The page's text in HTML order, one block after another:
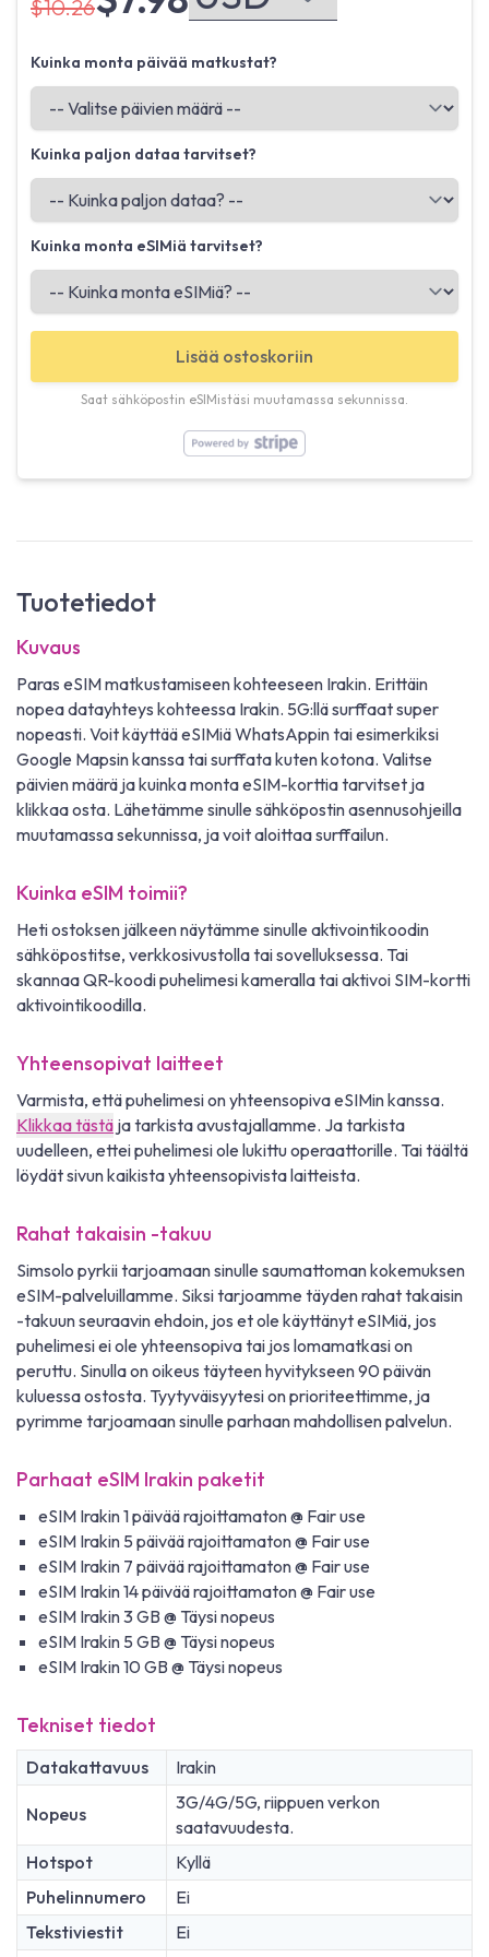
$10.26
Kuinka monta päivää matkustat?
Kuinka paljon dataa tarvitset?
Kuinka monta eSIMiä tarvitset?
Lisää ostoskoriin
Saat sähköpostin eSIMistäsi muutamassa sekunnissa.
Tuotetiedot
Kuvaus
Paras eSIM matkustamiseen kohteeseen Irakin. Erittäin
nopea datayhteys kohteessa Irakin. 5G:llä surffaat super
nopeasti. Voit käyttää eSIMiä WhatsAppin tai esimerkiksi
Google Mapsin kanssa tai surffata kuten kotona. Valitse
päivien määrä ja kuinka monta eSIM-korttia tarvitset ja
klikkaa osta. Lähetämme sinulle sähköpostin asennusohjeilla
muutamassa sekunnissa, ja voit aloittaa surffailun.
Kuinka eSIM toimii?
Heti ostoksen jälkeen näytämme sinulle aktivointikoodin
sähköpostitse, verkkosivustolla tai sovelluksessa. Tai
skannaa QR-koodi puhelimesi kameralla tai aktivoi SIM-kortti
aktivointikoodilla.
Yhteensopivat laitteet
Varmista, että puhelimesi on yhteensopiva eSIMin kanssa.
Klikkaa tästä ja tarkista avustajallamme. Ja tarkista
uudelleen, ettei puhelimesi ole lukittu operaattorille. Tai täältä
löydät sivun kaikista yhteensopivista laitteista.
Rahat takaisin -takuu
Simsolo pyrkii tarjoamaan sinulle saumattoman kokemuksen
eSIM-palveluillamme. Siksi tarjoamme täyden rahat takaisin
-takuun seuraavin ehdoin, jos et ole käyttänyt eSIMiä, jos
puhelimesi ei ole yhteensopiva tai jos lomamatkasi on
peruttu. Sinulla on oikeus täyteen hyvitykseen 90 päivän
kuluessa ostosta. Tyytyväisyytesi on prioriteettimme, ja
pyrimme tarjoamaan sinulle parhaan mahdollisen palvelun.
Parhaat eSIM Irakin paketit
eSIM Irakin 1 päivää rajoittamaton @ Fair use
eSIM Irakin 5 päivää rajoittamaton @ Fair use
eSIM Irakin 7 päivää rajoittamaton @ Fair use
eSIM Irakin 14 päivää rajoittamaton @ Fair use
eSIM Irakin 3 GB @ Täysi nopeus
eSIM Irakin 5 GB @ Täysi nopeus
eSIM Irakin 10 GB @ Täysi nopeus
Tekniset tiedot
Datakattavuus Irakin
Nopeus
3G/4G/5G, riippuen verkon
saatavuudesta.
Hotspot
Kyllä
Puhelinnumero
Ei
Tekstiviestit
Ei